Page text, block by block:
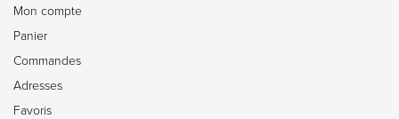
Mon compte
Panier
Commandes
Adresses
Favoris